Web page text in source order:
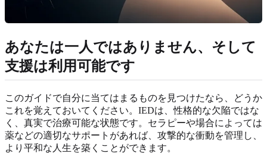
あなたは一人ではありません、そして
支援は利用可能です
このガイドで自分に当てはまるものを見つけたなら、どうか
これを覚えておいてください。IEDは、性格的な欠陥ではな
く、真実で治療可能な状態です。セラピーや場合によっては
薬などの適切なサポートがあれば、攻撃的な衝動を管理し、
より平和な人生を築くことができます。